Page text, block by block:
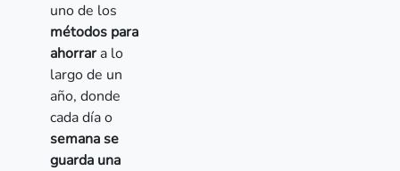
uno de los
métodos para
ahorrara lo
largo de un
año, donde
cada día o
semana se
guarda una